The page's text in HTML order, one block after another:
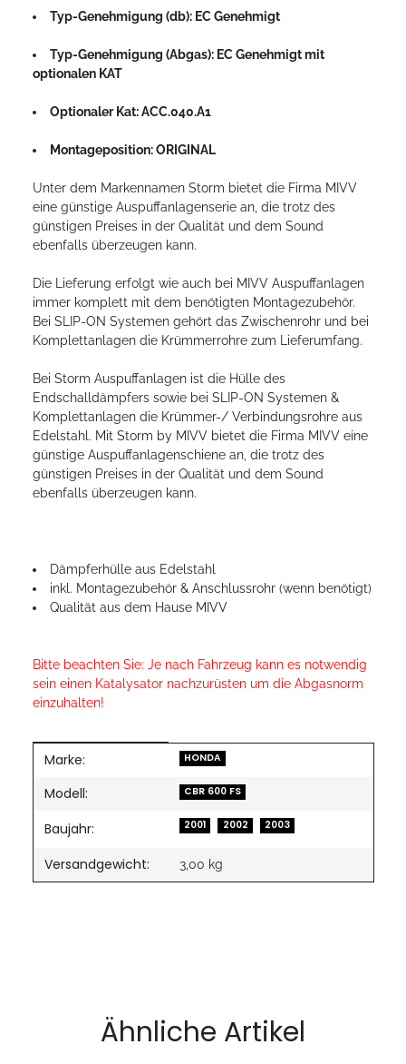
Typ-Genehmigung (db): EC Genehmigt
Typ-Genehmigung (Abgas): EC Genehmigt mit
optionalen KAT
Optionaler Kat: ACC.040.A1
Montageposition: ORIGINAL
Unter dem Markennamen Storm bietet die Firma MIVV
eine günstige Auspuffanlagenserie an, die trotz des
günstigen Preises in der Qualität und dem Sound
ebenfalls überzeugen kann.
Die Lieferung erfolgt wie auch bei MIVV Auspuffanlagen
immer komplett mit dem benötigten Montagezubehör.
Bei SLIP-ON Systemen gehört das Zwischenrohr und bei
Komplettanlagen die Krümmerrohre zum Lieferumfang.
Bei Storm Auspuffanlagen ist die Hülle des
Endschalldämpfers sowie bei SLIP-ON Systemen &
Komplettanlagen die Krümmer-/ Verbindungsrohre aus
Edelstahl. Mit Storm by MIVV bietet die Firma MIVV eine
günstige Auspuffanlagenschiene an, die trotz des
günstigen Preises in der Qualität und dem Sound
ebenfalls überzeugen kann.
Dämpferhülle aus Edelstahl
inkl. Montagezubehör & Anschlussrohr (wenn benötigt)
Qualität aus dem Hause MIVV
Bitte beachten Sie: Je nach Fahrzeug kann es notwendig
sein einen Katalysator nachzurüsten um die Abgasnorm
einzuhalten!
Produkteigenschaft
Wert
Marke: HONDA
Modell: CBR 600 FS
Baujahr: 2001 2002 2003
Versandgewicht: 3,00 kg
Ähnliche Artikel